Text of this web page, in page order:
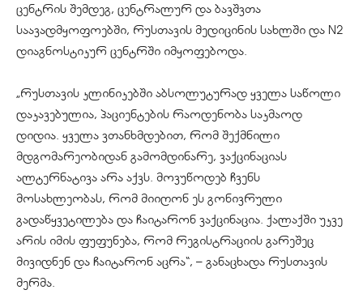
ცენტრის შემდეგ, ცენტრალურ და ბავშვთა
საავადმყოფოებში, რუსთავის მედიცინის სახლში და N2
დიაგნოსტიკურ ცენტრში იმყოფებოდა.
„რუსთავის კლინიკებში აბსოლუტურად ყველა საწოლი
დაკავებულია, პაციენტების რაოდენობა საკმაოდ
დიდია. ყველა ვთანხმდებით, რომ შექმნილი
მდგომარეობიდან გამომდინარე, ვაქცინაციას
ალტერნატივა არა აქვს. მოვუწოდებ ჩვენს
მოსახლეობას, რომ მიიღონ ეს გონივრული
გადაწყვეტილება და ჩაიტარონ ვაქცინაცია. ქალაქში უკვე
არის იმის ფუფუნება, რომ რეგისტრაციის გარეშეც
მივიდნენ და ჩაიტარონ აცრა“, – განაცხადა რუსთავის
მერმა.